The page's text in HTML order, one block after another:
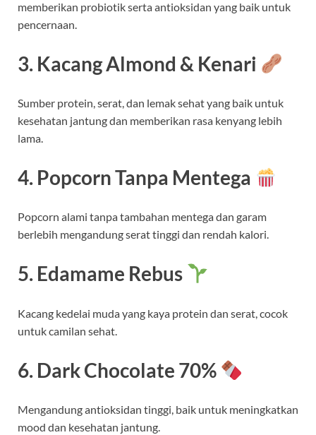
memberikan probiotik serta antioksidan yang baik untuk
pencernaan.
3. Kacang Almond & Kenari
Sumber protein, serat, dan lemak sehat yang baik untuk
kesehatan jantung dan memberikan rasa kenyang lebih
lama.
4. Popcorn Tanpa Mentega
Popcorn alami tanpa tambahan mentega dan garam
berlebih mengandung serat tinggi dan rendah kalori.
5. Edamame Rebus
Kacang kedelai muda yang kaya protein dan serat, cocok
untuk camilan sehat.
6. Dark Chocolate 70%
Mengandung antioksidan tinggi, baik untuk meningkatkan
mood dan kesehatan jantung.